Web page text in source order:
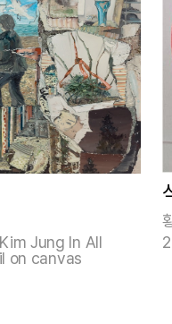
Jung In All
on canvas